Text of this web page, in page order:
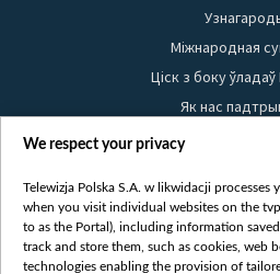
Міжнародная
Ціск з боку ўладаў
Як нас
Правілы выкарыстання
Бяспека
Youtube
Белсат
We respect your privacy
Telewizja Polska S.A. w likwidacji processes
when you visit individual websites on the
to as the Portal), including information
track and store them, such as cookies, web
technologies enabling the provision of